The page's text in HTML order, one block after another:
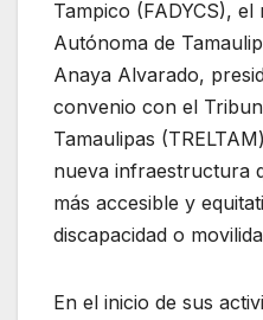
Tampico (FADYCS),
Autónoma de
Anaya Alvarado,
convenio con el
Tamaulipas
nueva infraestructura
más accesible y
discapacidad o
En el inicio de sus